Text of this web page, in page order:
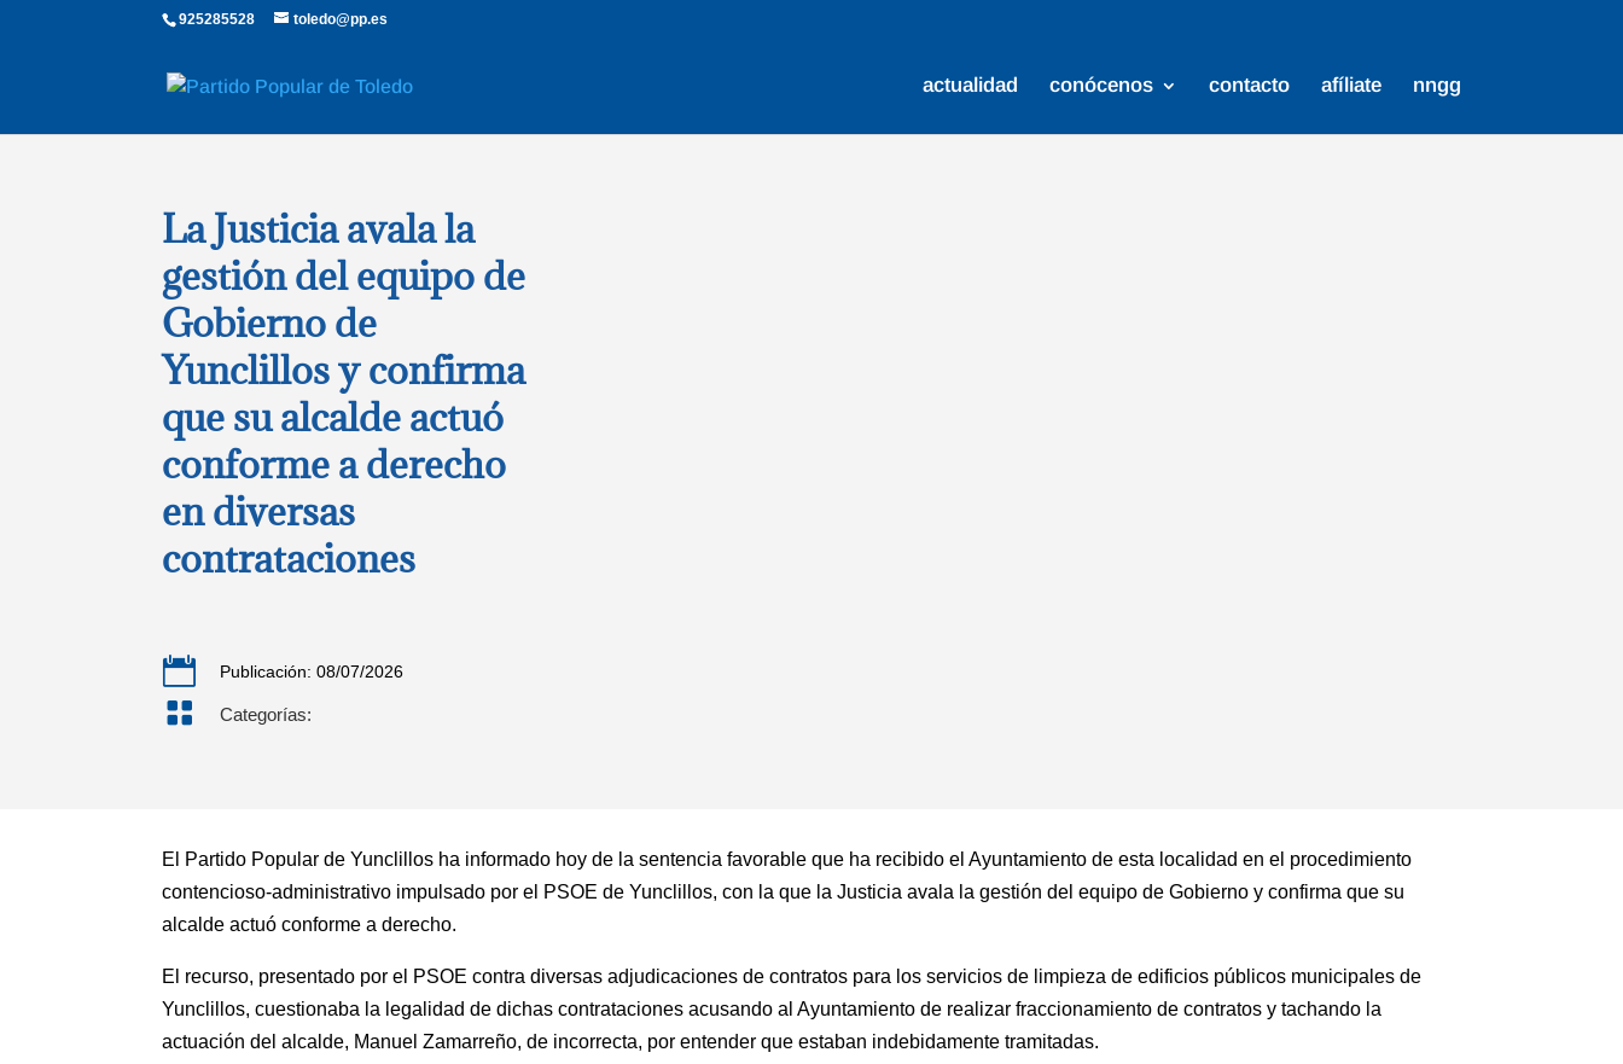
925285528 toledo@pp.es
actualidad conócenos contacto afíliate nngg
La Justicia avala la
gestión del equipo de
Gobierno de
Yunclillos y confirma
que su alcalde actuó
conforme a derecho
en diversas
contrataciones
 Publicación: 08/07/2026
 Categorías:
El Partido Popular de Yunclillos ha informado hoy de la sentencia favorable que ha recibido el Ayuntamiento de esta localidad en el procedimiento
contencioso-administrativo impulsado por el PSOE de Yunclillos, con la que la Justicia avala la gestión del equipo de Gobierno y confirma que su
alcalde actuó conforme a derecho.
El recurso, presentado por el PSOE contra diversas adjudicaciones de contratos para los servicios de limpieza de edificios públicos municipales de
Yunclillos, cuestionaba la legalidad de dichas contrataciones acusando al Ayuntamiento de realizar fraccionamiento de contratos y tachando la
actuación del alcalde, Manuel Zamarreño, de incorrecta, por entender que estaban indebidamente tramitadas.